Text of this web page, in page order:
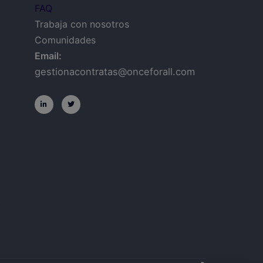
FAQ
Trabaja con nosotros
Comunidades
Email:
gestionacontratas@onceforall.com